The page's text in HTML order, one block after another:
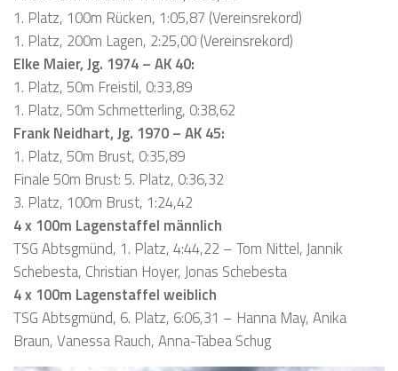
1. Platz, 100m Rücken, 1:05,87 (Vereinsrekord)
1. Platz, 200m Lagen, 2:25,00 (Vereinsrekord)
Elke Maier, Jg. 1974 – AK 40:
1. Platz, 50m Freistil, 0:33,89
1. Platz, 50m Schmetterling, 0:38,62
Frank Neidhart, Jg. 1970 – AK 45:
1. Platz, 50m Brust, 0:35,89
Finale 50m Brust: 5. Platz, 0:36,32
3. Platz, 100m Brust, 1:24,42
4 x 100m Lagenstaffel männlich
TSG Abtsgmünd, 1. Platz, 4:44,22 – Tom Nittel, Jannik
Schebesta, Christian Hoyer, Jonas Schebesta
4 x 100m Lagenstaffel weiblich
TSG Abtsgmünd, 6. Platz, 6:06,31 – Hanna May, Anika
Braun, Vanessa Rauch, Anna-Tabea Schug